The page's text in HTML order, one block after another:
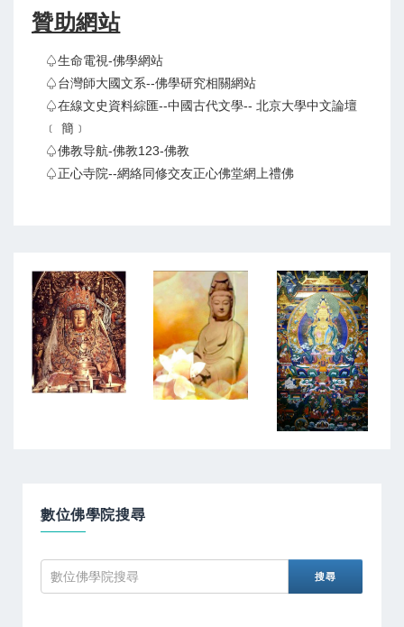
贊助網站
♤生命電視-佛學網站
♤台灣師大國文系--佛學研究相關網站
♤在線文史資料綜匯--中國古代文學-- 北京大學中文論壇
﹝ 簡﹞
♤佛教导航-佛教123-佛教
♤正心寺院--網絡同修交友正心佛堂網上禮佛
數位佛學院搜尋